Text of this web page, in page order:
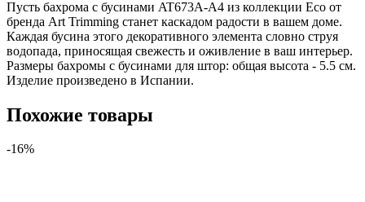
Пусть бахрома с бусинами AT673A-A4 из коллекции Eco от
бренда Art Trimming станет каскадом радости в вашем доме.
Каждая бусина этого декоративного элемента словно струя
водопада, приносящая свежесть и оживление в ваш интерьер.
Размеры бахромы с бусинами для штор: общая высота - 5.5 см.
Изделие произведено в Испании.
Похожие товары
-16%